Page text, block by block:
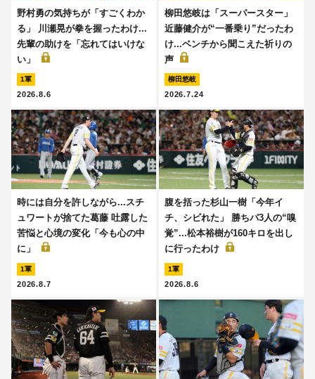
野村勇の気持ちが「すごくわか
る」 川瀬晃が拳を握ったわけ...
先輩の助けを「忘れてはいけな
い」
1軍
2026.8.6
柳田悠岐は「スーパースター」
近藤健介が“一番乗り”だったわ
け...ベンチから聞こえた祈りの
声
柳田悠岐
2026.7.24
時には自分を許しながら...スチ
ュワートが捨てた葛藤 吐露した
苦悩と心境の変化「今も心の中
に」
1軍
2026.8.7
腹を括った杉山一樹「今年イ
チ、シビれた」 勝ちパ3人の“嗅
覚”...松本裕樹が160キロを出し
に行ったわけ
1軍
2026.8.6